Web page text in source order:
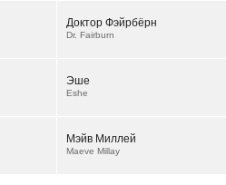
Доктор Фэйрбёрн
Dr. Fairburn
Эше
Eshe
Мэйв Миллей
Maeve Millay